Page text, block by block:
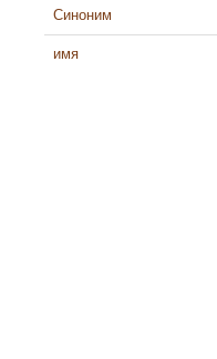
Синоним
имя